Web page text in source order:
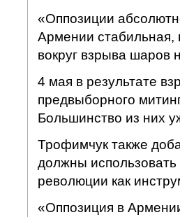
«Оппозиции
Армении стабильная,
вокруг взрыва
4 мая в результате
предвыборного
Большинство из них
Трофимчук также
должны
революции как
«Оппозиция в